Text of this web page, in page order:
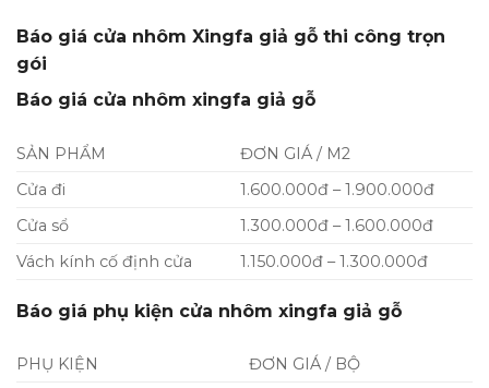
Báo giá cửa nhôm Xingfa giả gỗ thi công trọn
gói
Báo giá cửa nhôm xingfa giả gỗ
SẢN PHẨM
ĐƠN GIÁ / M2
Cửa đi
1.600.000đ – 1.900.000đ
Cửa sổ
1.300.000đ – 1.600.000đ
Vách kính cố định cửa
1.150.000đ – 1.300.000đ
Báo giá phụ kiện cửa nhôm xingfa giả gỗ
PHỤ KIỆN
ĐƠN GIÁ / BỘ